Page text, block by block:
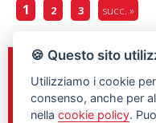
1 2 3 succ. »
Sede e Direzione
C.so Gelone n.148
Siracusa, 96100
🍪 Questo sito
Utilizziamo i cookie
consenso, anche per
nellacookie policy.